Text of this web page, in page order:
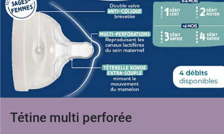
Tétine multi perforée